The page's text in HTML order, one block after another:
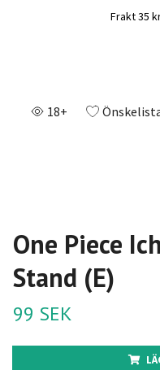
Frakt 35
18+
One Piece
Stand (E)
99 SEK